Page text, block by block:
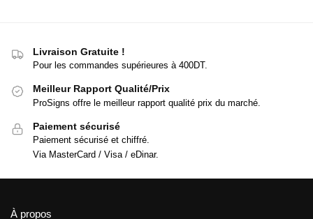
Livraison Gratuite !
Pour les commandes supérieures à 400DT.
Meilleur Rapport Qualité/Prix
ProSigns offre le meilleur rapport qualité prix du marché.
Paiement sécurisé
Paiement sécurisé et chiffré.
Via MasterCard / Visa / eDinar.
À propos